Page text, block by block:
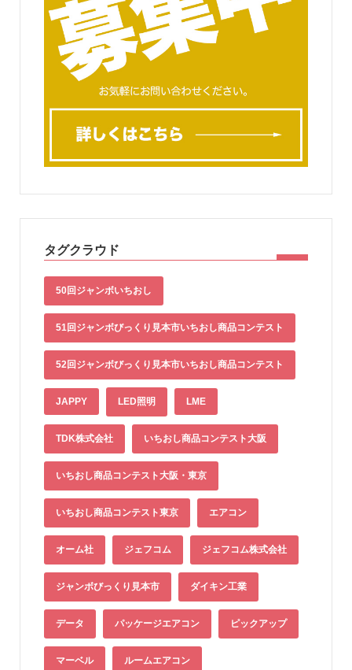
タグクラウド
50回ジャンボいちおし
51回ジャンボびっくり見本市いちおし商品コンテスト
52回ジャンボびっくり見本市いちおし商品コンテスト
JAPPY LED照明 LME
TDK株式会社 いちおし商品コンテスト大阪
いちおし商品コンテスト大阪・東京
いちおし商品コンテスト東京 エアコン
オーム社 ジェフコム ジェフコム株式会社
ジャンボびっくり見本市 ダイキン工業
データ パッケージエアコン ピックアップ
マーベル ルームエアコン